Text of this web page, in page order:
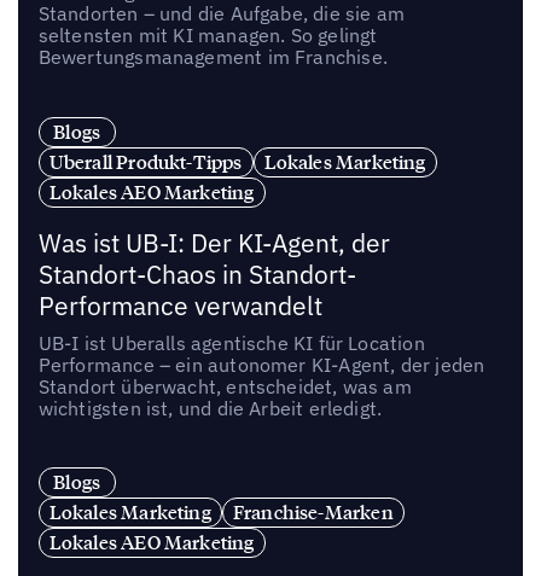
Standorten – und die Aufgabe, die sie am
seltensten mit KI managen. So gelingt
Bewertungsmanagement im Franchise.
Blogs
Uberall Produkt-Tipps
Lokales Marketing
Lokales AEO Marketing
Was ist UB-I: Der KI-Agent, der
Standort-Chaos in Standort-
Performance verwandelt
UB-I ist Uberalls agentische KI für Location
Performance – ein autonomer KI-Agent, der jeden
Standort überwacht, entscheidet, was am
wichtigsten ist, und die Arbeit erledigt.
Blogs
Lokales Marketing
Franchise-Marken
Lokales AEO Marketing